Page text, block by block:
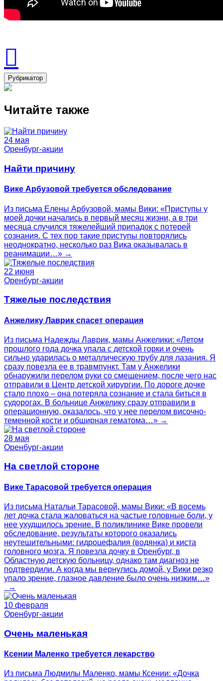
Рубрикатор
Читайте также
24 мая
Оренбург-акции
Найти причину
Вике Арбузовой требуется обследование
Из письма Елены Арбузовой, мамы Вики: «Приступы у
моей дочки начались в первый месяц жизни, а в три
месяца случился тяжелейший припадок с потерей
сознания. С тех пор такие приступы повторялись
неоднократно, несколько раз Вика оказывалась в
реанимации…» →
22 июня
Оренбург-акции
Тяжелые последствия
Анжелику Лаврик спасет операция
Из письма Надежды Лаврик, мамы Анжелики: «Летом
прошлого года дочка упала с детской горки и очень
сильно ударилась о металлическую трубу для лазания. Я
сразу повезла ее в травмпункт. Там у Анжелики
обнаружили перелом руки со смещением, после чего нас
отправили в Центр детской хирургии. По дороге дочке
стало плохо – она потеряла сознание и стала биться в
судорогах. В больнице Анжелику сразу отправили в
операционную, оказалось, что у нее перелом височно-
теменной кости и обширная гематома…» →
28 мая
Оренбург-акции
На светлой стороне
Вике Тарасовой требуется операция
Из письма Натальи Тарасовой, мамы Вики: «В восемь
лет дочка стала жаловаться на частые головные боли, у
нее ухудшилось зрение. В поликлинике Вике провели
обследование, результаты которого оказались
неутешительными: гидроцефалия (водянка) и киста
головного мозга. Я повезла дочку в Оренбург, в
Областную детскую больницу, однако там диагноз не
подтвердили. А когда мы вернулись домой, у Вики резко
упало зрение, глазное давление было очень низким…»
→
10 февраля
Оренбург-акции
Очень маленькая
Ксении Маленко требуется лекарство
Из письма Людмилы Маленко, мамы Ксении: «Дочка